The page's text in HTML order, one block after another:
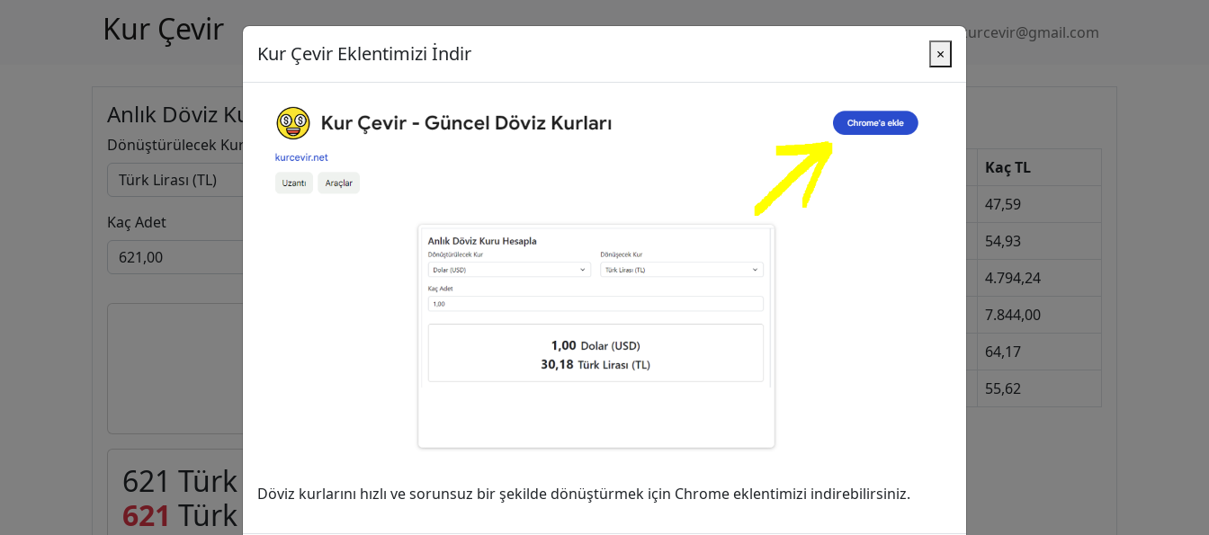
Kur Çevir Gizlilik Politikası kurcevir@gmail.com
Anlık Döviz Kuru Hesapla
Dönüştürülecek Kur
Kaç Adet
Türk Lirası (TL)
621 Türk Lirası (TL) kaç Euro (EUR)?
621 Türk Lirası Euro (EUR)
Güncel Kurlar
Kur
Kaç TL
Dolar
47,59
54,93
4.794,24
7.844,00
64,17
55,62
Kur Çevir Eklentimizi İndir ×
Döviz kurlarını hızlı ve sorunsuz bir şekilde dönüştürmek için Chrome eklentimizi indirebilirsiniz.